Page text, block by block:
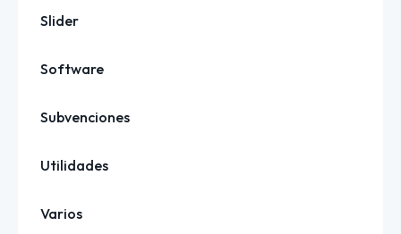
Slider
Software
Subvenciones
Utilidades
Varios